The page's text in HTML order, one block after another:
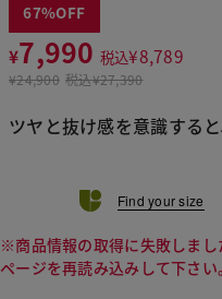
67
¥7,990 税込¥8,789
¥24,900 税込¥27,390
ツヤと抜け感を意識する
Find your size
※商品情報の取得に失敗しまし
ページを再読み込みして下さい。